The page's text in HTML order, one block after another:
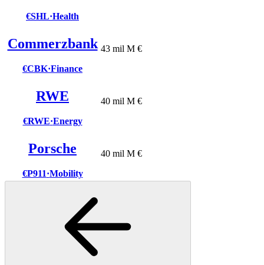
€SHL·Health
Commerzbank
€CBK·Finance
43 mil M €
RWE
€RWE·Energy
40 mil M €
Porsche
€P911·Mobility
40 mil M €